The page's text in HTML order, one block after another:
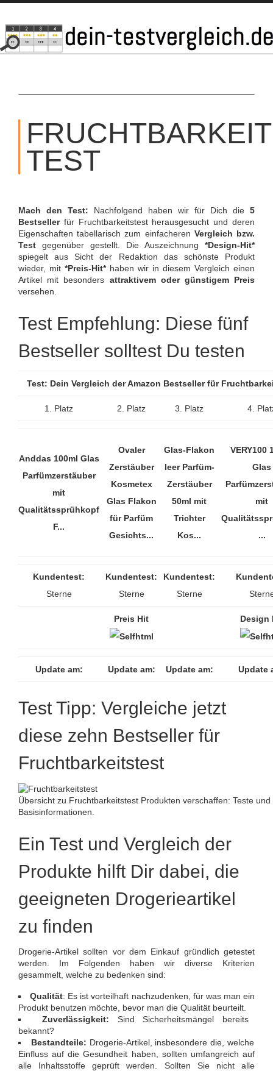
SKIP
CONTENT
TEST
Mach den Test: Nachfolgend haben wir für Dich die 5
Bestsellerfür Fruchtbarkeitstest herausgesucht und deren
Eigenschaften tabellarisch zum einfacheren Vergleich bzw.
Test gegenüber gestellt. Die Auszeichnung *Design-Hit*
spiegelt aus Sicht der Redaktion das schönste Produkt
wieder, mit *Preis-Hit*haben wir in diesem Vergleich einen
Artikel mit besonders attraktivem oder günstigem Preis
versehen.
Test Empfehlung: Diese fünf
Bestseller solltest Du testen
Test: Dein Vergleich der Amazon Bestseller für
1. Platz 2. Platz 3. Platz 4.
Anddas 100ml Glas
Parfümzerstäuber
mit
Qualitätssprühkopf
F...
Ovaler
Zerstäuber
Kosmetex
Glas Flakon
für Parfüm
Gesichts...
Glas-Flakon
leer Parfüm-
Zerstäuber
50ml mit
Trichter
Kos...
VERY100
Glas
mit
...
Kundentest:
Sterne
Kundentest:
Sterne
Kundentest:
Sterne
Preis Hit Design
Update am: Update am: Update am: Update
Test Tipp: Vergleiche jetzt
diese zehn Bestseller für
Fruchtbarkeitstest
Übersicht zu Fruchtbarkeitstest Produkten verschaffen: Teste
Basisinformationen.
Ein Test und Vergleich der
Produkte hilft Dir dabei, die
geeigneten Drogerieartikel
zu finden
Drogerie-Artikel sollten vor dem Einkauf gründlich getestet
werden. Im Folgenden haben wir diverse Kriterien
gesammelt, welche zu bedenken sind:
Qualität: Es ist vorteilhaft nachzudenken, für was man ein
Produkt benutzen möchte, bevor man die Qualität beurteilt.
Zuverlässigkeit: Sind Sicherheitsmängel bereits
bekannt?
Bestandteile: Drogerie-Artikel, insbesondere die, welche
Einfluss auf die Gesundheit haben, sollten umfangreich auf
alle Inhaltsstoffe geprüft werden. Sollten Sie nicht alle